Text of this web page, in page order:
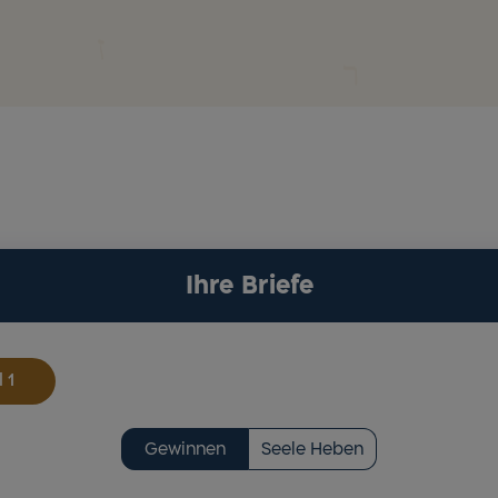
Ihre Briefe
Gewinnen Seele Heben